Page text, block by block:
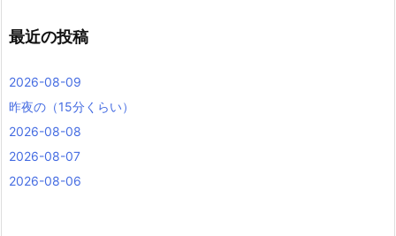
最近の投稿
2026-08-09
昨夜の（15分くらい）
2026-08-08
2026-08-07
2026-08-06